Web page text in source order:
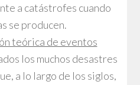
a catástrofes cuando
se producen.
teórica de eventos
los muchos desastres
a lo largo de los siglos,